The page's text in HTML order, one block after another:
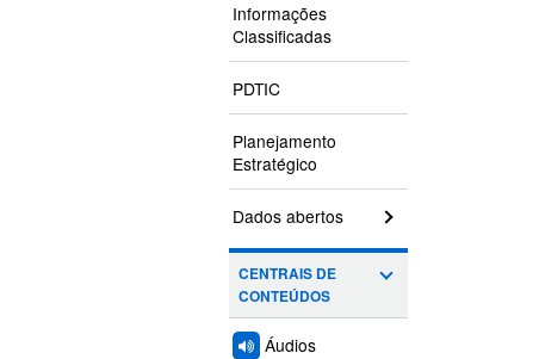
Informações
Classificadas
PDTIC
Planejamento
Estratégico
Dados abertos
CENTRAIS DE
CONTEÚDOS
Áudios